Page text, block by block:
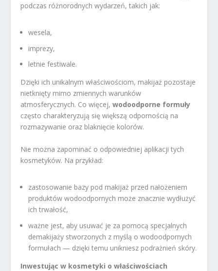
podczas różnorodnych wydarzeń, takich jak:
wesela,
imprezy,
letnie festiwale.
Dzięki ich unikalnym właściwościom, makijaż pozostaje
nietknięty mimo zmiennych warunków
atmosferycznych. Co więcej,wodoodporne formuły
często charakteryzują się większą odpornością na
rozmazywanie oraz blaknięcie kolorów.
Nie można zapominać o odpowiedniej aplikacji tych
kosmetyków. Na przykład:
zastosowanie bazy pod makijaż przed nałożeniem
produktów wodoodpornych może znacznie wydłużyć
ich trwałość,
ważne jest, aby usuwać je za pomocą specjalnych
demakijaży stworzonych z myślą o wodoodpornych
formułach — dzięki temu unikniesz podrażnień skóry.
Inwestując w kosmetyki o właściwościach